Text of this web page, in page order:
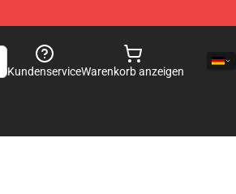
KundenserviceWarenkorb anzeigen